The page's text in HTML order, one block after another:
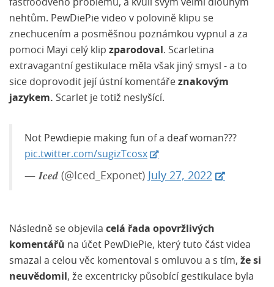
fastfoodvého problému, a kvůli svým velmi dlouhým
nehtům. PewDiePie video v polovině klipu se
znechucením a posměšnou poznámkou vypnul a za
pomoci Mayi celý klip zparodoval . Scarletina
extravagantní gestikulace měla však jiný smysl - a to
sice doprovodit její ústní komentáře znakovým
jazykem. Scarlet je totiž neslyšící.
Not Pewdiepie making fun of a deaf woman???
pic.twitter.com/sugizTcosx
— 𝑰𝒄𝒆𝒅 (@Iced_Exponet) July 27, 2022
Následně se objevila celá řada opovržlivých
komentářů na účet PewDiePie, který tuto část videa
smazal a celou věc komentoval s omluvou a s tím, že si
neuvědomil , že excentricky působící gestikulace byla